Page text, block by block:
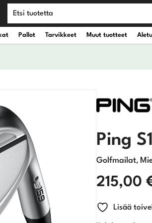
Wedget
Putterit
kärrybägit
Pallot Tarvikkeet Muut tuotteet
Ping
Golfmailat,
215,00
Lisää